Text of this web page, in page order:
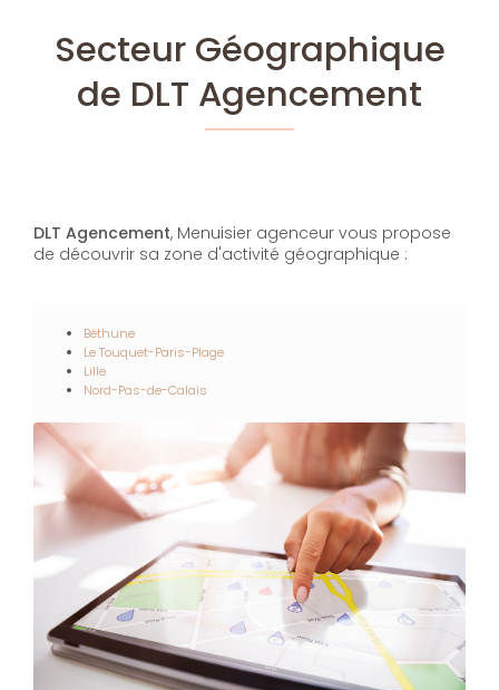
Secteur Géographique
de DLT Agencement
DLT Agencement, Menuisier agenceur vous propose
de découvrir sa zone d'activité géographique :
Béthune
Le Touquet-Paris-Plage
Lille
Nord-Pas-de-Calais